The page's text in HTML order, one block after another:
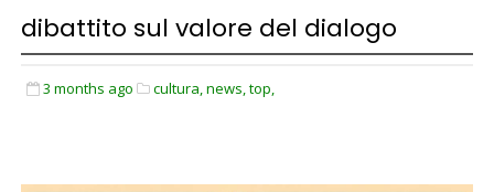
dibattito sul valore del dialogo
3 months ago cultura,news,top,